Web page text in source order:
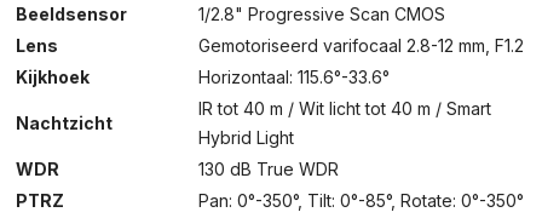
Beeldsensor
1/2.8" Progressive Scan CMOS
Lens
Gemotoriseerd varifocaal 2.8-12 mm, F1.2
Kijkhoek
Horizontaal: 115.6°-33.6°
Nachtzicht
IR tot 40 m / Wit licht tot 40 m / Smart
Hybrid Light
WDR
130 dB True WDR
PTRZ
Pan: 0°-350°, Tilt: 0°-85°, Rotate: 0°-350°